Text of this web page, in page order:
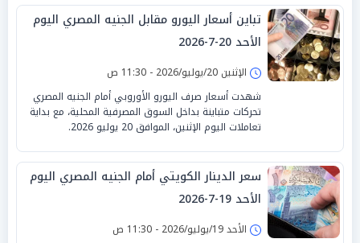
تباين أسعار اليورو مقابل الجنيه المصري اليوم
الأحد 20-7-2026
الإثنين 20/يوليو/2026 - 11:30 ص
شهدت أسعار صرف اليورو الأوروبي أمام الجنيه المصري
تحركات متباينة بداخل السوق المصرفية المحلية، مع بداية
تعاملات اليوم الإثنين، الموافق 20 يوليو 2026.
سعر الدينار الكويتي أمام الجنيه المصري اليوم
الأحد 19-7-2026
الأحد 19/يوليو/2026 - 11:30 ص